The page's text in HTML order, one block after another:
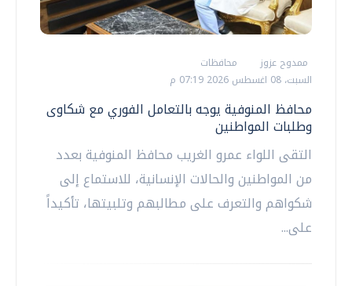
ممدوح عزوز
محافظات
السبت، 08 اغسطس 2026 07:19 م
محافظ المنوفية يوجه بالتعامل الفوري مع شكاوى
وطلبات المواطنين
التقى اللواء عمرو الغريب محافظ المنوفية بعدد
من المواطنين والحالات الإنسانية، للاستماع إلى
شكواهم والتعرف على مطالبهم وتلبيتها، تأكيداً
على...